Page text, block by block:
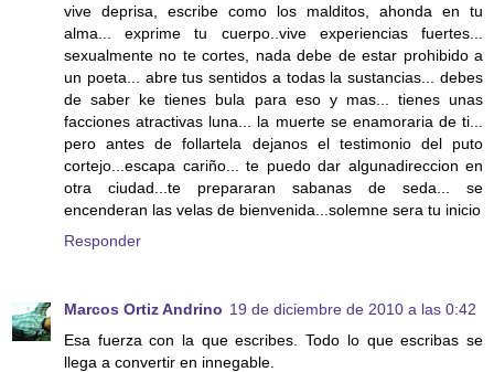
vive deprisa, escribe como los malditos, ahonda en tu
alma... exprime tu cuerpo..vive experiencias fuertes...
sexualmente no te cortes, nada debe de estar prohibido a
un poeta... abre tus sentidos a todas la sustancias... debes
de saber ke tienes bula para eso y mas... tienes unas
facciones atractivas luna... la muerte se enamoraria de ti...
pero antes de follartela dejanos el testimonio del puto
cortejo...escapa cariño... te puedo dar algunadireccion en
otra ciudad...te prepararan sabanas de seda... se
encenderan las velas de bienvenida...solemne sera tu inicio
Responder
Marcos Ortiz Andrino 19 de diciembre de 2010 a las 0:42
Esa fuerza con la que escribes. Todo lo que escribas se
llega a convertir en innegable.